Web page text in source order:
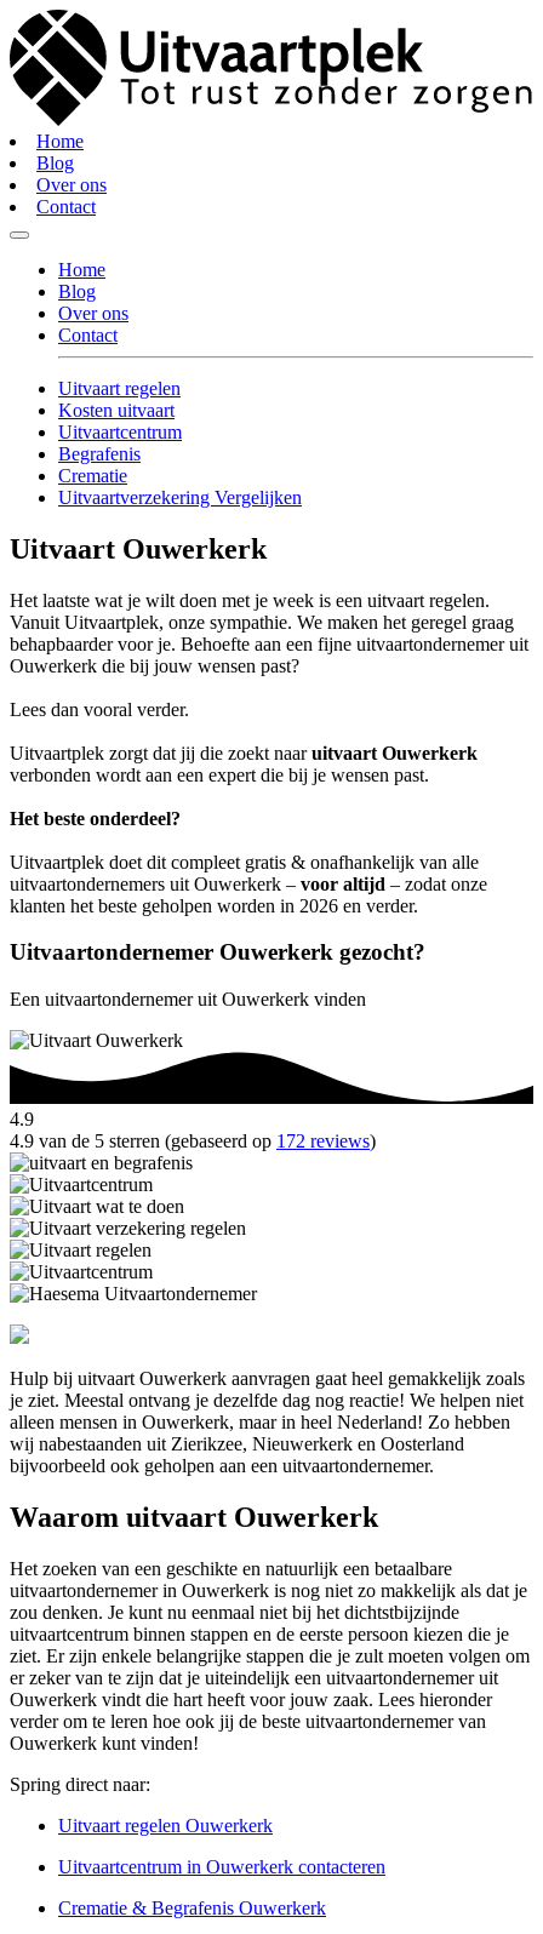
Home
Blog
Over ons
Contact
Home
Blog
Over ons
Contact
Uitvaart regelen
Kosten uitvaart
Uitvaartcentrum
Begrafenis
Crematie
Uitvaartverzekering Vergelijken
Uitvaart Ouwerkerk
Het laatste wat je wilt doen met je week is een uitvaart regelen.
Vanuit Uitvaartplek, onze sympathie. We maken het geregel graag
behapbaarder voor je. Behoefte aan een fijne uitvaartondernemer uit
Ouwerkerk die bij jouw wensen past?
Lees dan vooral verder.
Uitvaartplek zorgt dat jij die zoekt naaruitvaart Ouwerkerk
verbonden wordt aan een expert die bij je wensen past.
Het beste onderdeel?
Uitvaartplek doet dit compleet gratis & onafhankelijk van alle
uitvaartondernemers uit Ouwerkerk – voor altijd – zodat onze
klanten het beste geholpen worden in 2026 en verder.
Uitvaartondernemer Ouwerkerk gezocht?
Een uitvaartondernemer uit Ouwerkerk vinden
4.9
4.9 van de 5 sterren (gebaseerd op 172 reviews)
Hulp bij uitvaart Ouwerkerk aanvragen gaat heel gemakkelijk zoals
je ziet. Meestal ontvang je dezelfde dag nog reactie! We helpen niet
alleen mensen in Ouwerkerk, maar in heel Nederland! Zo hebben
wij nabestaanden uit Zierikzee, Nieuwerkerk en Oosterland
bijvoorbeeld ook geholpen aan een uitvaartondernemer.
Waarom uitvaart Ouwerkerk
Het zoeken van een geschikte en natuurlijk een betaalbare
uitvaartondernemer in Ouwerkerk is nog niet zo makkelijk als dat je
zou denken. Je kunt nu eenmaal niet bij het dichtstbijzijnde
uitvaartcentrum binnen stappen en de eerste persoon kiezen die je
ziet. Er zijn enkele belangrijke stappen die je zult moeten volgen om
er zeker van te zijn dat je uiteindelijk een uitvaartondernemer uit
Ouwerkerk vindt die hart heeft voor jouw zaak. Lees hieronder
verder om te leren hoe ook jij de beste uitvaartondernemer van
Ouwerkerk kunt vinden!
Spring direct naar:
Uitvaart regelen Ouwerkerk
Uitvaartcentrum in Ouwerkerk contacteren
Crematie & Begrafenis Ouwerkerk